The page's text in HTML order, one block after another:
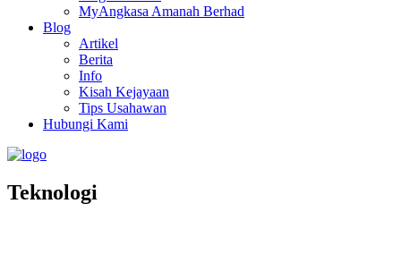
MyAngkasa Amanah Berhad
Blog
Artikel
Berita
Info
Kisah Kejayaan
Tips Usahawan
Hubungi Kami
Teknologi